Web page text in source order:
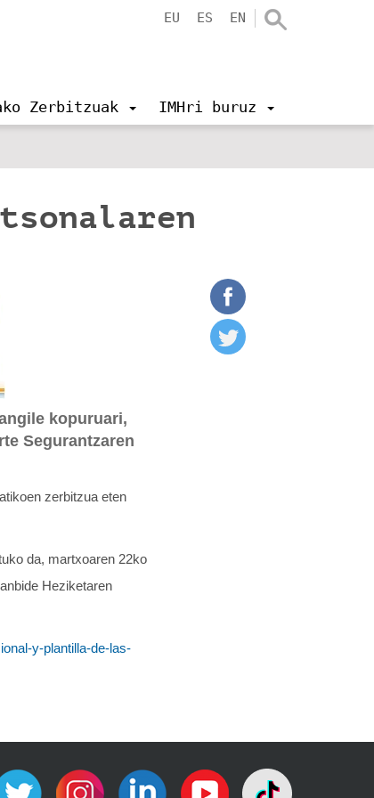
EU ES EN
Zerbitzuak IMHri buruz
kopuruari,
Segurantzaren
zerbitzua eten
da, martxoaren 22ko
Heziketaren
y-plantilla-de-las-